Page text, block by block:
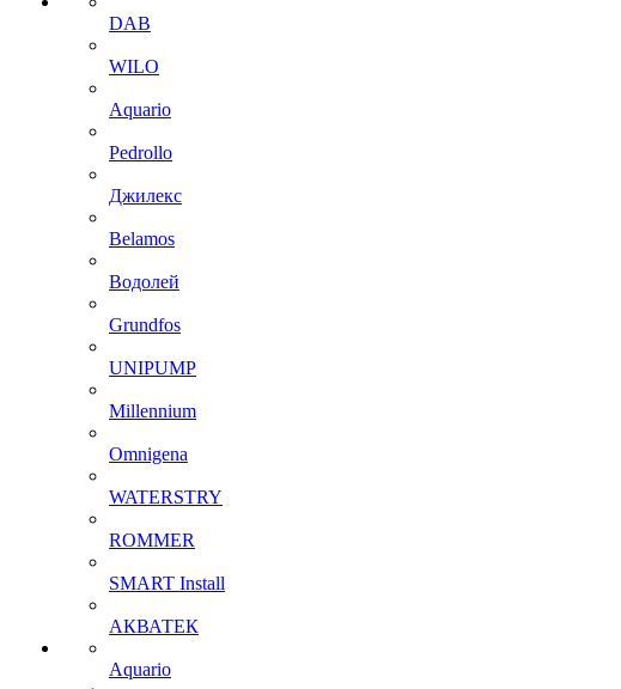
DAB
WILO
Aquario
Pedrollo
Джилекс
Belamos
Водолей
Grundfos
UNIPUMP
Millennium
Omnigena
WATERSTRY
ROMMER
SMART Install
АКВАТЕК
Aquario